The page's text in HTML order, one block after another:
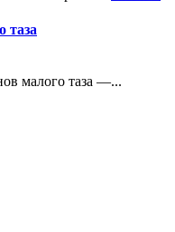
таза
малого таза —...